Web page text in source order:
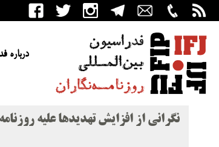
درباره
نگرانی از افزایش تهدیدها علیه